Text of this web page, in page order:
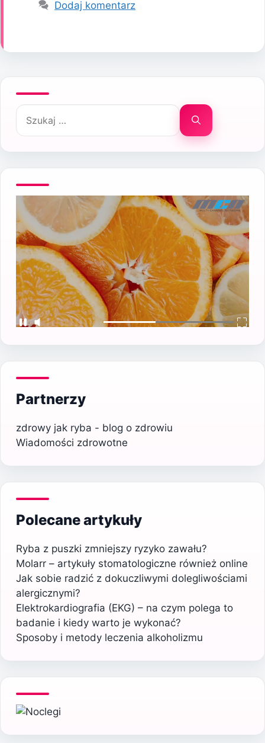
Dodaj komentarz
Szukaj:
Partnerzy
zdrowy jak ryba - blog o zdrowiu
Wiadomości zdrowotne
Polecane artykuły
Ryba z puszki zmniejszy ryzyko zawału?
Molarr – artykuły stomatologiczne również online
Jak sobie radzić z dokuczliwymi dolegliwościami
alergicznymi?
Elektrokardiografia (EKG) – na czym polega to
badanie i kiedy warto je wykonać?
Sposoby i metody leczenia alkoholizmu